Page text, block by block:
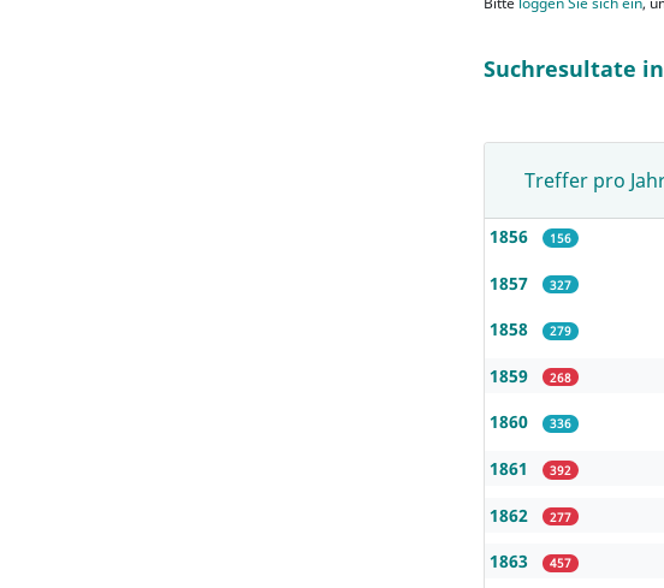
Suchresultate
Treffer pro
1856 156
1857 327
1858 279
1859 268
1860 336
1861 392
1862 277
1863 457